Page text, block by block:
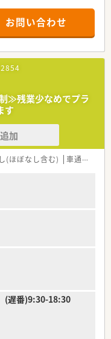
寧に向き合える環境です。
名が在籍しており、少人
営を行っている店舗で
据えた増員募集であり、
、未経験の方も大歓迎で
トの作成といった、質の
める薬剤師を急募してい
、患者様とのコミュニケ
きる方が非常に向いていま
州最大手の法人であり、
リアを築くことが可能で
目指しており、長時間労働
進的な取り組みをしてい
常時多くの社員が制度を
長く働ける環境がありま
っており、これまでのご
納得の待遇を提示します。
お問い合わせ
≫残業少なめでプラ
す
加
(ほぼなし含む) 車通勤可
遅番)9:30-18:30